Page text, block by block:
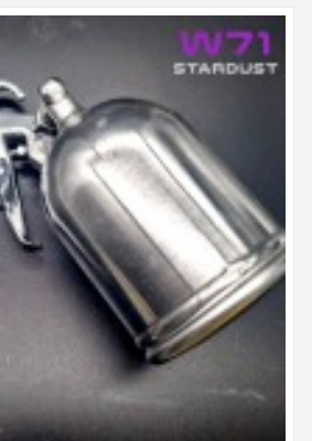
pistoale
de
proiectarea fulgilor se folosesc diferite
scule de sablare simple si economice,
foarte bine la trimiterea unor
mari de fulgi de poliester pe suprafete,
presiunea la minim, bineinteles.
picturii la comandă se folosește
„Flakebuster”: flakebusters vin în
dimensiuni, de la „mini” pentru a fi
la un aerograf, până la flakebuster mare,
fi folosit pentru a străluci o barcă
cromării cu substanțe chimice se folosesc
specifice pistoale de pulverizare
substanțele chimice lichide sunt
pe suprafață cu ajutorul pistoalelor
de pulverizare cu duze duble, care
doi reactivi diferiți care se întâlnesc în